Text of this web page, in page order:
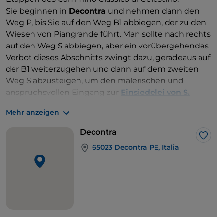
Sie beginnen in Decontra und nehmen dann den
Weg P, bis Sie auf den Weg B1 abbiegen, der zu den
Wiesen von Piangrande führt. Man sollte nach rechts
auf den Weg S abbiegen, aber ein vorübergehendes
Verbot dieses Abschnitts zwingt dazu, geradeaus auf
der B1 weiterzugehen und dann auf dem zweiten
Weg S abzusteigen, um den malerischen und
anspruchsvollen Eingang zur Einsiedelei von S.
eindrucksvollsten Orte auf dem gesamten Camino,
der sich in 1.227 Metern Höhe an den Felsen
Für die Bewältigung sind Geschicklichkeit und
Erfahrung erforderlich. Man muss nämlich eine in
Mehr anzeigen
Decontra
65023 Decontra PE, Italia